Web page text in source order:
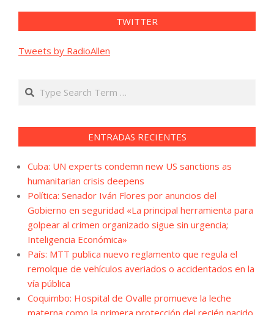
TWITTER
Tweets by RadioAllen
Search
ENTRADAS RECIENTES
Cuba: UN experts condemn new US sanctions as
humanitarian crisis deepens
Política: Senador Iván Flores por anuncios del
Gobierno en seguridad «La principal herramienta para
golpear al crimen organizado sigue sin urgencia;
Inteligencia Económica»
País: MTT publica nuevo reglamento que regula el
remolque de vehículos averiados o accidentados en la
vía pública
Coquimbo: Hospital de Ovalle promueve la leche
materna como la primera protección del recién nacido